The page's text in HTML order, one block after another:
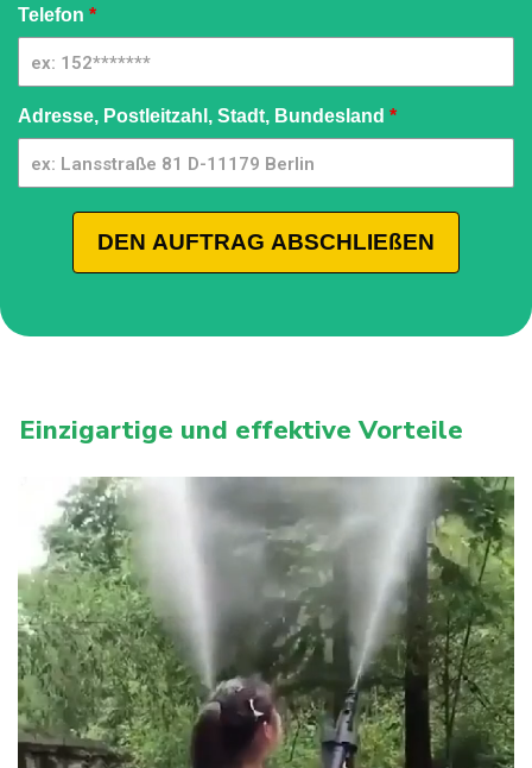
02
Telefon *
Adresse, Postleitzahl, Stadt, Bundesland *
DEN AUFTRAG ABSCHLIEßEN
Einzigartige und effektive Vorteile